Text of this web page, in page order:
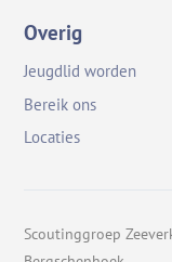
Overig
Jeugdlid worden
Bereik ons
Locaties
Scoutinggroep